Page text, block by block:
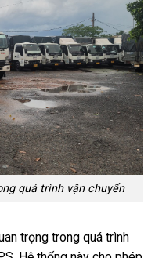
quá trình vận chuyển
trọng trong quá trình